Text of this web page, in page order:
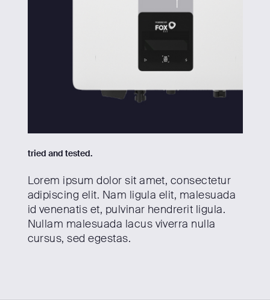
tried and tested.
Lorem ipsum dolor sit amet, consectetur
adipiscing elit. Nam ligula elit, malesuada
id venenatis et, pulvinar hendrerit ligula.
Nullam malesuada lacus viverra nulla
cursus, sed egestas.